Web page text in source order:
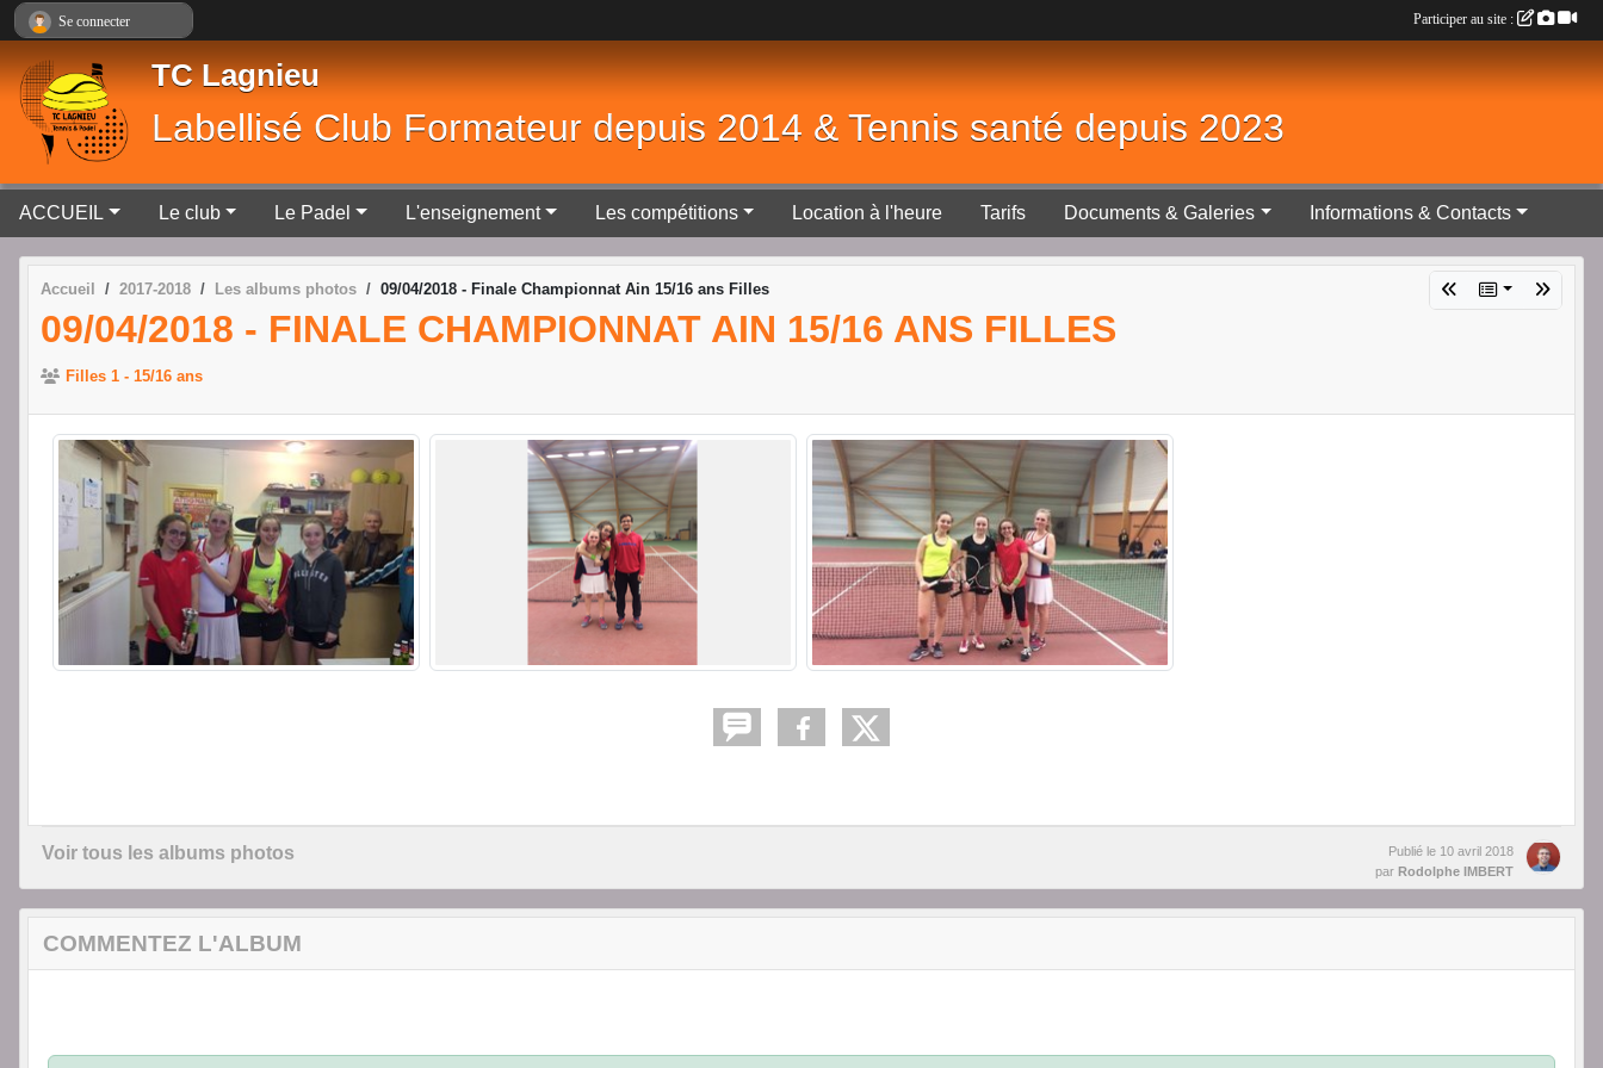
TC Lagnieu
Labellisé Club Formateur depuis 2014 & Tennis santé depuis 2023
ACCUEIL Le club Le Padel L'enseignement Les compétitions Location à l'heure Tarifs Documents & Galeries Informations & Contacts
Accueil 2017-2018 Les albums photos 09/04/2018 - Finale Championnat Ain 15/16 ans Filles
09/04/2018 - FINALE CHAMPIONNAT AIN 15/16 ANS FILLES
Filles 1 - 15/16 ans
Voir tous les albums photos Publié le 10 avril 2018
par Rodolphe IMBERT
COMMENTEZ L'ALBUM
Se connecter Participer au site :
Panneau de gestion des cookies